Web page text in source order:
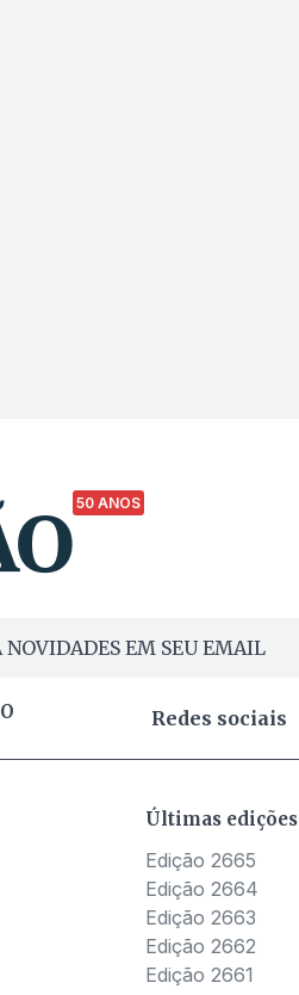
50 ANOS
NOVIDADES EM SEU EMAIL
Redes sociais
Últimas edições
Edição 2665
Edição 2664
Edição 2663
Edição 2662
Edição 2661